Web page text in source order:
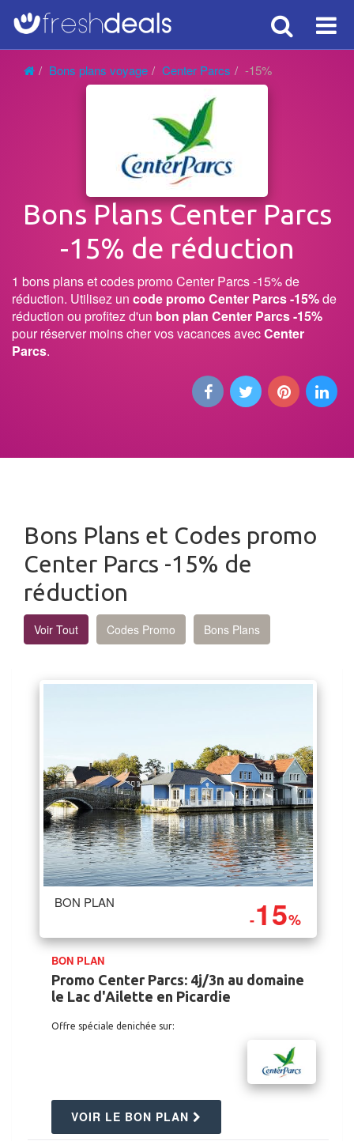
Search
Bons plans voyage Center Parcs -15%
Bons Plans Center Parcs
-15% de réduction
1 bons plans et codes promo Center Parcs -15% de
réduction. Utilisez un code promo Center Parcs -15%de
réduction ou profitez d'un bon plan Center Parcs -15%
pour réserver moins cher vos vacances avecCenter
Parcs.
Bons Plans et Codes promo
Center Parcs -15% de
réduction
Voir Tout Codes Promo Bons Plans
BON PLAN
-15%
BON PLAN
Promo Center Parcs: 4j/3n au domaine
le Lac d'Ailette en Picardie
Offre spéciale denichée sur:
VOIR LE BON PLAN